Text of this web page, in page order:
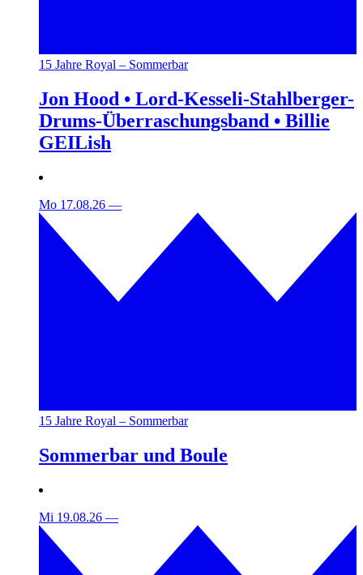
15 Jahre Royal – Sommerbar
Jon Hood • Lord-Kesseli-Stahlberger-
Drums-Überraschungsband • Billie
GEILish
Mo 17.08.26 —
15 Jahre Royal – Sommerbar
Sommerbar und Boule
Mi 19.08.26 —